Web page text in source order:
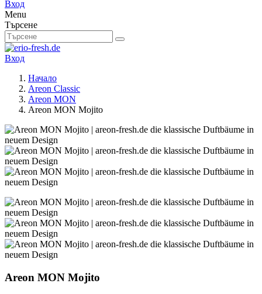
Вход
Menu
Търсене
Вход
Начало
Areon Classic
Areon MON
Areon MON Mojito
Areon MON Mojito